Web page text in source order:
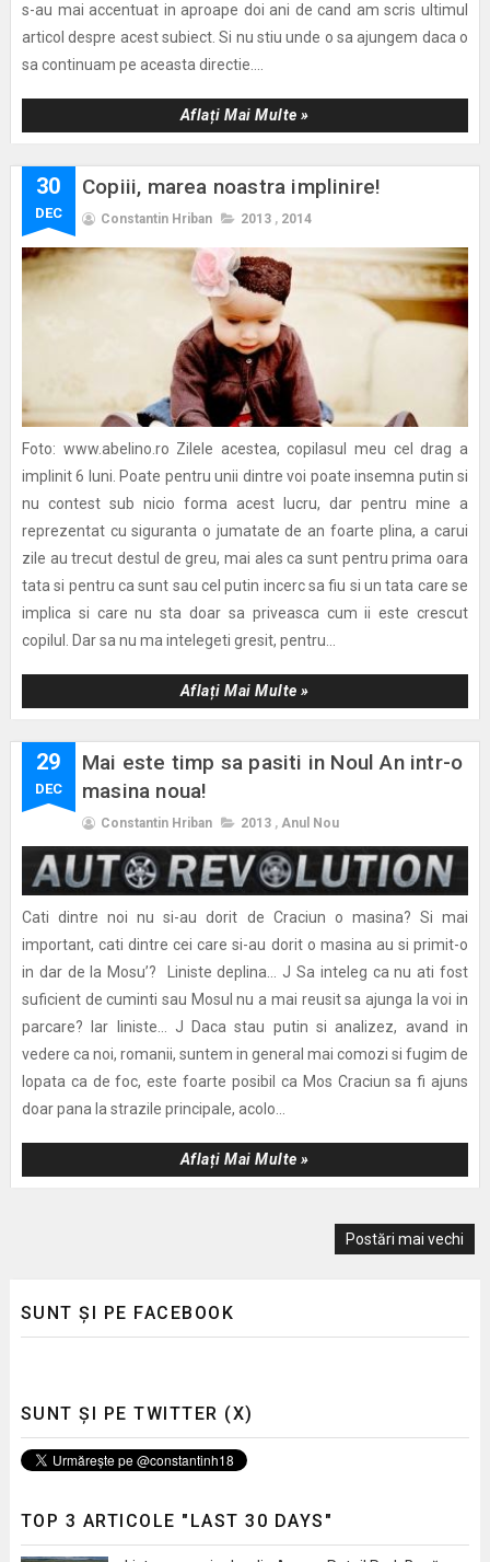
s-au mai accentuat in aproape doi ani de cand am scris ultimul
articol despre acest subiect. Si nu stiu unde o sa ajungem daca o
sa continuam pe aceasta directie....
Aflați Mai Multe »
30
DEC
Copiii, marea noastra implinire!
Constantin Hriban 2013 , 2014
Foto: www.abelino.ro Zilele acestea, copilasul meu cel drag a
implinit 6 luni. Poate pentru unii dintre voi poate insemna putin si
nu contest sub nicio forma acest lucru, dar pentru mine a
reprezentat cu siguranta o jumatate de an foarte plina, a carui
zile au trecut destul de greu, mai ales ca sunt pentru prima oara
tata si pentru ca sunt sau cel putin incerc sa fiu si un tata care se
implica si care nu sta doar sa priveasca cum ii este crescut
copilul. Dar sa nu ma intelegeti gresit, pentru...
Aflați Mai Multe »
29
DEC
Mai este timp sa pasiti in Noul An intr-o
masina noua!
Constantin Hriban 2013 , Anul Nou
Cati dintre noi nu si-au dorit de Craciun o masina? Si mai
important, cati dintre cei care si-au dorit o masina au si primit-o
in dar de la Mosu’? Liniste deplina… J Sa inteleg ca nu ati fost
suficient de cuminti sau Mosul nu a mai reusit sa ajunga la voi in
parcare? Iar liniste… J Daca stau putin si analizez, avand in
vedere ca noi, romanii, suntem in general mai comozi si fugim de
lopata ca de foc, este foarte posibil ca Mos Craciun sa fi ajuns
doar pana la strazile principale, acolo...
Aflați Mai Multe »
Postări mai vechi
SUNT ȘI PE FACEBOOK
SUNT ȘI PE TWITTER (X)
TOP 3 ARTICOLE "LAST 30 DAYS"